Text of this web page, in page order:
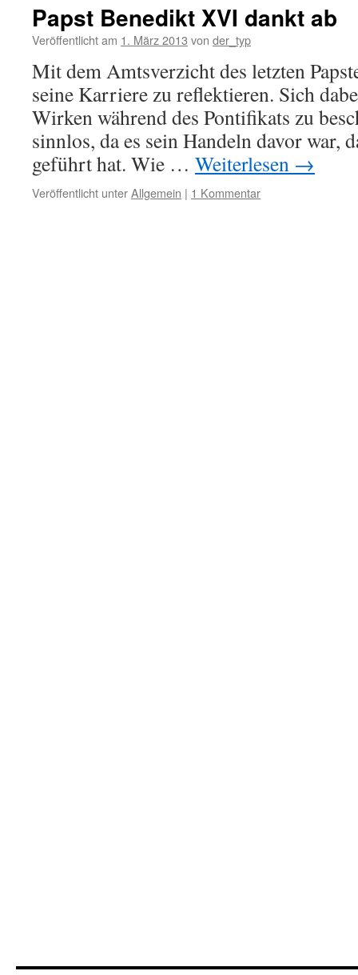
Papst Benedikt XVI dankt ab
Veröffentlicht am 1. März 2013 von der_typ
Mit dem Amtsverzicht des letzten
seine Karriere zu reflektieren. Sich
Wirken während des Pontifikats zu
sinnlos, da es sein Handeln davor war,
geführt hat. Wie … Weiterlesen →
Veröffentlicht unterAllgemein | 1 Kommentar